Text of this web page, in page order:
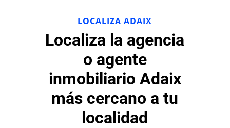
LOCALIZA ADAIX
Localiza la agencia
o agente
inmobiliario Adaix
más cercano a tu
localidad